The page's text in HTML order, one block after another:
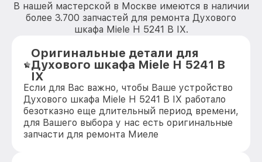
В нашей мастерской в Москве имеются в наличии
более 3.700 запчастей для ремонта Духового
шкафа Miele H 5241 B IX.
Оригинальные детали для
Духового шкафа Miele H 5241 B
IX
Если для Вас важно, чтобы Ваше устройство
Духового шкафа Miele H 5241 B IX работало
безотказно еще длительный период времени,
для Вашего выбора у нас есть оригинальные
запчасти для ремонта Миеле